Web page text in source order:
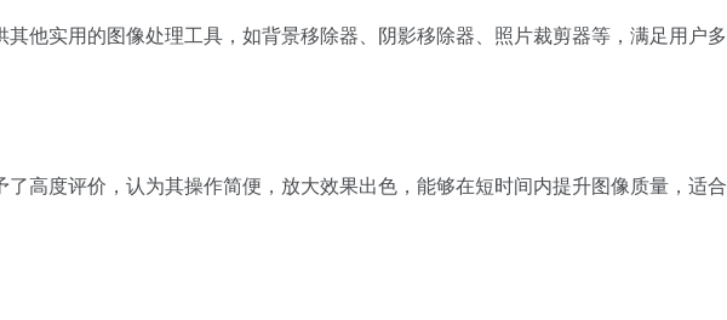
他实用的图像处理工具，如背景移除器、阴影移除器、照片裁剪器等，满足用户多
高度评价，认为其操作简便，放大效果出色，能够在短时间内提升图像质量，适合